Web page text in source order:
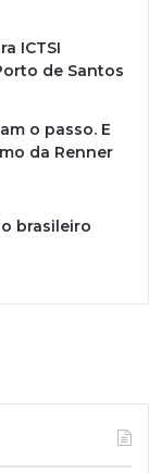
ICTSI
de Santos
o passo. E
da Renner
brasileiro